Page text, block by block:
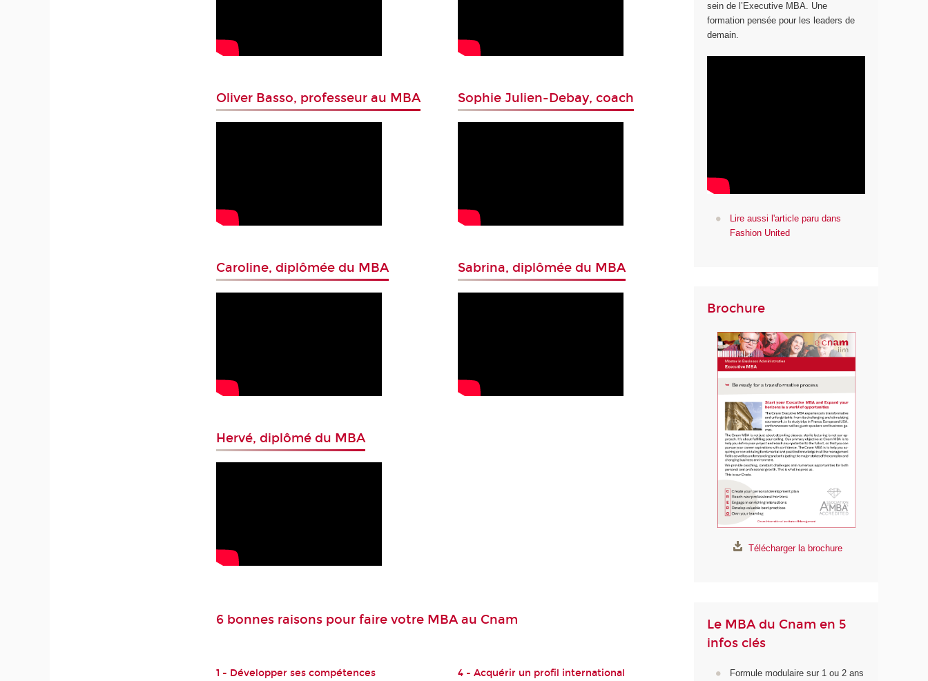
Oliver Basso, professeur au MBA
Caroline, diplômée du MBA
Hervé, diplômé du MBA
Sophie Julien-Debay, coach
Sabrina, diplômée du MBA
6 bonnes raisons pour faire votre MBA au Cnam
1 - Développer ses compétences
4 - Acquérir un profil international
sein de l’Executive MBA. Une
formation pensée pour les leaders de
demain.
Lire aussi l'article paru dans
Fashion United
Brochure
Télécharger la brochure
Le MBA du Cnam en 5
infos clés
Formule modulaire sur 1 ou 2 ans